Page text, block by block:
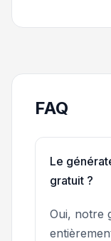
FAQ
Le
gratuit ?
Oui, notre